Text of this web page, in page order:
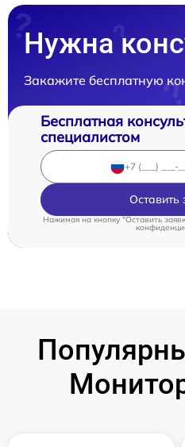
Нужна
Закажите бесплатную
Бесплатная
специалистом
Оставить
Нажимая на кнопку "Оставить